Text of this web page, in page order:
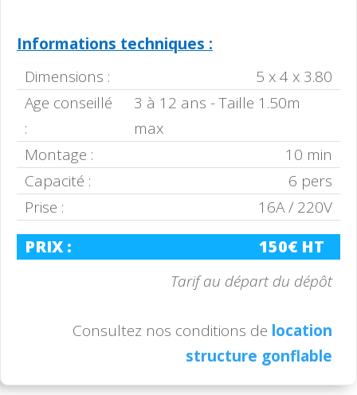
Informations techniques :
Dimensions :
5 x 4 x 3.80
Age conseillé
:
3 à 12 ans - Taille 1.50m
max
Montage :
10 min
Capacité :
6 pers
Prise :
16A / 220V
PRIX : 150€ HT
Tarif au départ du dépôt
Consultez nos conditions de location
structure gonflable